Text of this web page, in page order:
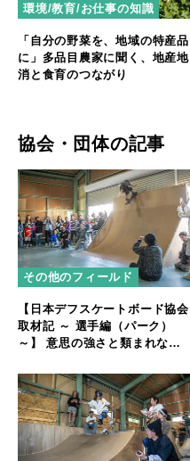
環境/教育/お仕事の知識
「自分の野菜を、地域の特産品
に」多品目農家に聞く、地産地
消と食育のつながり
協会・団体の記事
その他のフィールド
【日本デフスケートボード協会
取材記 ～ 選手編（パーク）
～】 意思の強さと類まれな努
のホープ